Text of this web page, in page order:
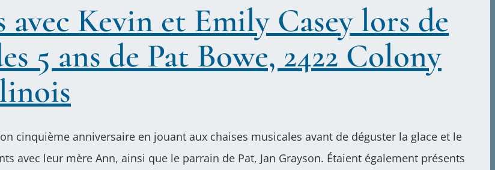
avec Kevin et Emily Casey lors de
5 ans de Pat Bowe, 2422 Colony
cinquième anniversaire en jouant aux chaises musicales avant de déguster la glace et le
avec leur mère Ann, ainsi que le parrain de Pat, Jan Grayson. Étaient également présents